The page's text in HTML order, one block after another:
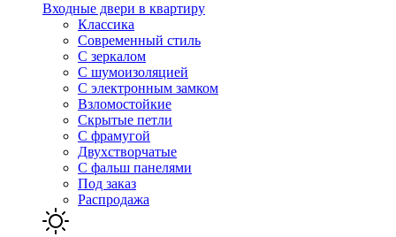
Входные двери в квартиру
Классика
Современный стиль
С зеркалом
С шумоизоляцией
С электронным замком
Взломостойкие
Скрытые петли
С фрамугой
Двухстворчатые
С фальш панелями
Под заказ
Распродажа